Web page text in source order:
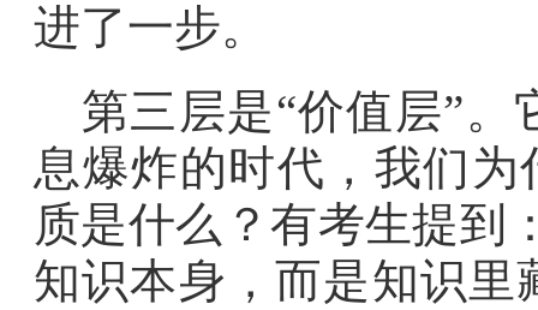
进了一步。
第三层是“价值层”
息爆炸的时代，我们为
质是什么？有考生提到
知识本身，而是知识里